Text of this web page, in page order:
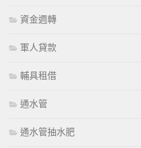
資金週轉
軍人貸款
輔具租借
通水管
通水管抽水肥